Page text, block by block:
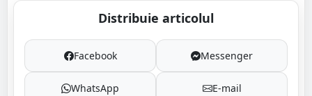
Distribuie articolul
Facebook Messenger
WhatsApp E-mail